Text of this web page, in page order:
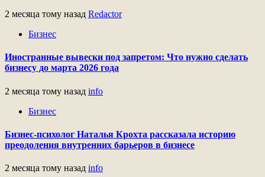
2 месяца тому назад Redactor
Бизнес
Иностранные вывески под запретом: Что нужно сделать
бизнесу до марта 2026 года
2 месяца тому назад info
Бизнес
Бизнес-психолог Наталья Крохта рассказала историю
преодоления внутренних барьеров в бизнесе
2 месяца тому назад info